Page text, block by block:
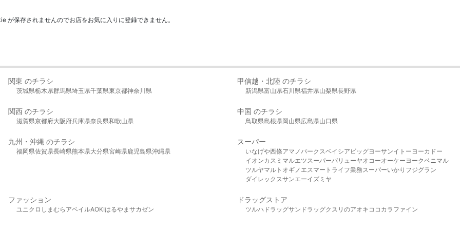
保存されませんのでお店をお気に入りに登録できません。
関東 のチラシ
茨城県栃木県群馬県埼玉県千葉県東京都神奈川県
甲信越・北陸 のチラシ
新潟県富山県石川県福井県山梨県長野県
関西 のチラシ
滋賀県京都府大阪府兵庫県奈良県和歌山県
中国 のチラシ
鳥取県島根県岡山県広島県山口県
九州・沖縄 のチラシ
福岡県佐賀県長崎県熊本県大分県宮崎県鹿児島県沖縄県
スーパー
いなげや西條アマノパークスベイシア ビッグヨーサンイトーヨーカドー
イオンカスミ マルエツスーパーバリューヤオコーオーケー ヨークベニマル
ツルヤマルト オギノ エスマート ライフ業務スーパーいかり フジグラン
ダイレックスサンエーイズミヤ
ファッション
ユニクロ しまむら アベイルAOKIはるやま サカゼン
ドラッグストア
ツルハドラッグサンドラッグクスリのアオキ ココカラファイン